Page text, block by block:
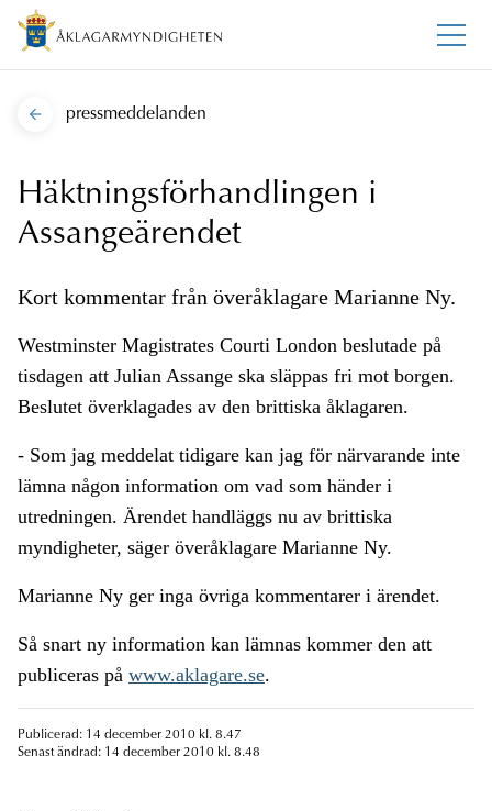
pressmeddelanden
Häktningsförhandlingen i
Assangeärendet
Kort kommentar från överåklagare Marianne Ny.
Westminster Magistrates Courti London beslutade på
tisdagen att Julian Assange ska släppas fri mot borgen.
Beslutet överklagades av den brittiska åklagaren.
- Som jag meddelat tidigare kan jag för närvarande inte
lämna någon information om vad som händer i
utredningen. Ärendet handläggs nu av brittiska
myndigheter, säger överåklagare Marianne Ny.
Marianne Ny ger inga övriga kommentarer i ärendet.
Så snart ny information kan lämnas kommer den att
publiceras på www.aklagare.se.
Publicerad: 14 december 2010 kl. 8.47
Senast ändrad: 14 december 2010 kl. 8.48